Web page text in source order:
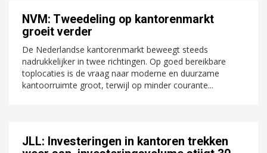
NVM: Tweedeling op kantorenmarkt
groeit verder
De Nederlandse kantorenmarkt beweegt steeds
nadrukkelijker in twee richtingen. Op goed bereikbare
toplocaties is de vraag naar moderne en duurzame
kantoorruimte groot, terwijl op minder courante...
JLL: Investeringen in kantoren trekken